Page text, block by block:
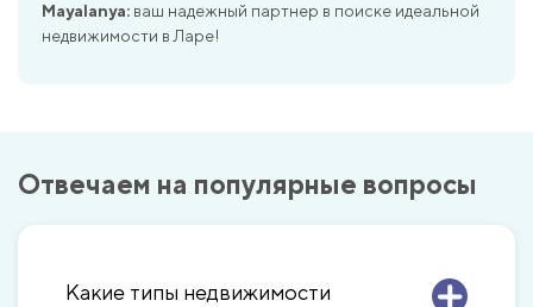
Mayalanya: ваш надежный партнер в поиске идеальной
недвижимости в Ларе!
Отвечаем на популярные вопросы
Какие типы недвижимости